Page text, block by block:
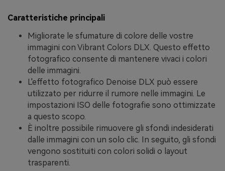
Caratteristiche principali
Migliorate le sfumature di colore delle vostre
immagini con Vibrant Colors DLX. Questo effetto
fotografico consente di mantenere vivaci i colori
delle immagini.
L'effetto fotografico Denoise DLX può essere
utilizzato per ridurre il rumore nelle immagini. Le
impostazioni ISO delle fotografie sono ottimizzate
a questo scopo.
È inoltre possibile rimuovere gli sfondi indesiderati
dalle immagini con un solo clic. In seguito, gli sfondi
vengono sostituiti con colori solidi o layout
trasparenti.